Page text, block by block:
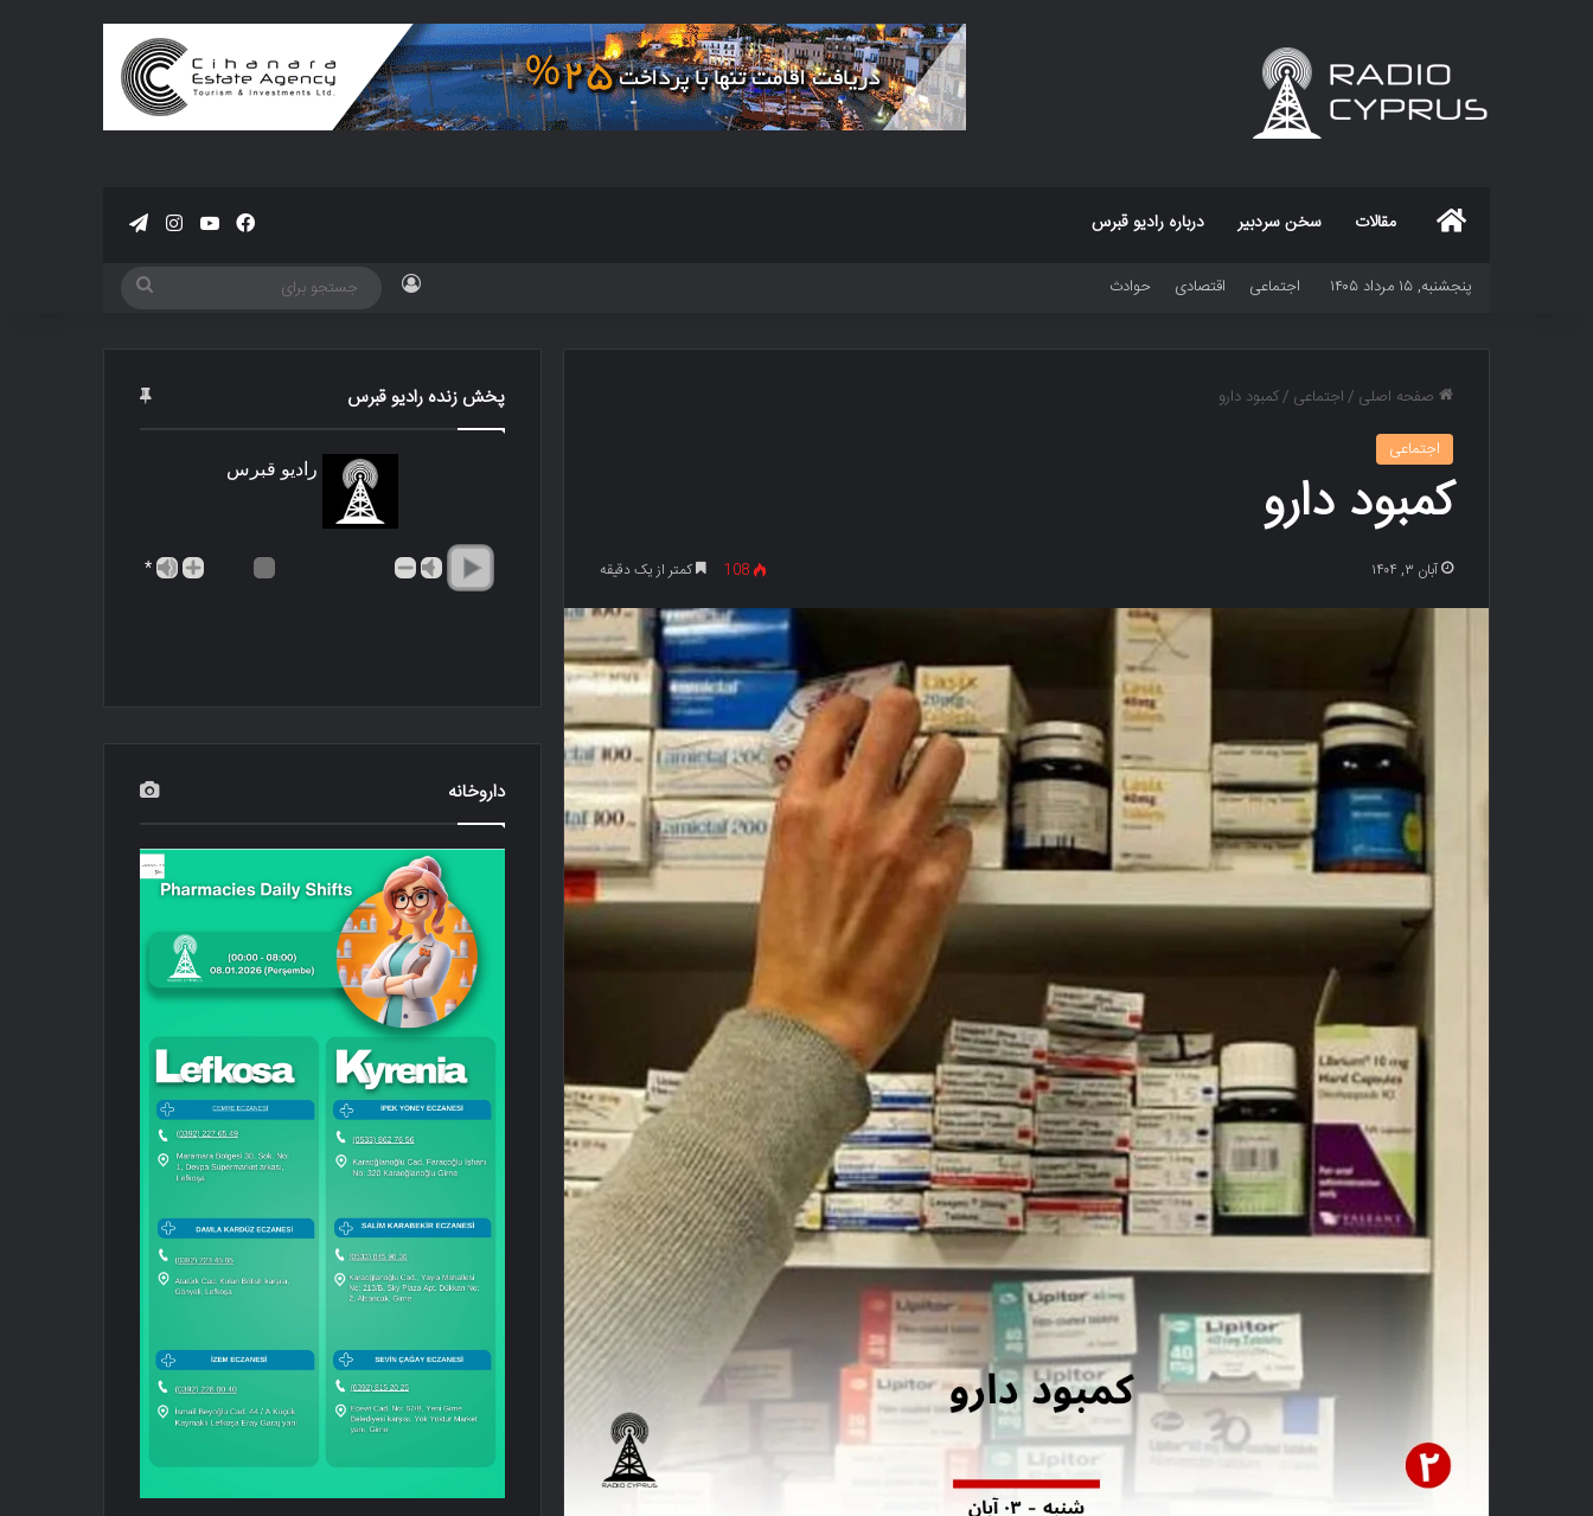
مقالات سخن سردبیر درباره رادیو قبرس فیسبوکیوتیوباینستاگرام
پنجشنبه, ۱۵ مرداد ۱۴۰۵ اجتماعی اقتصادی حوادث
صفحه اصلی /اجتماعی /کمبود دارو
اجتماعی
کمبود دارو
آبان ۳, ۱۴۰۴ 108 کمتر از یک دقیقه
پخش زنده رادیو قبرس
رادیو قبرس
*
داروخانه